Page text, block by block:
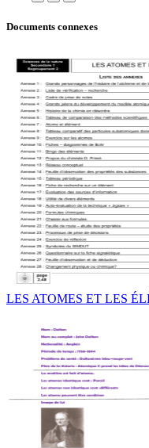
Documents connexes
LES ATOMES ET LES